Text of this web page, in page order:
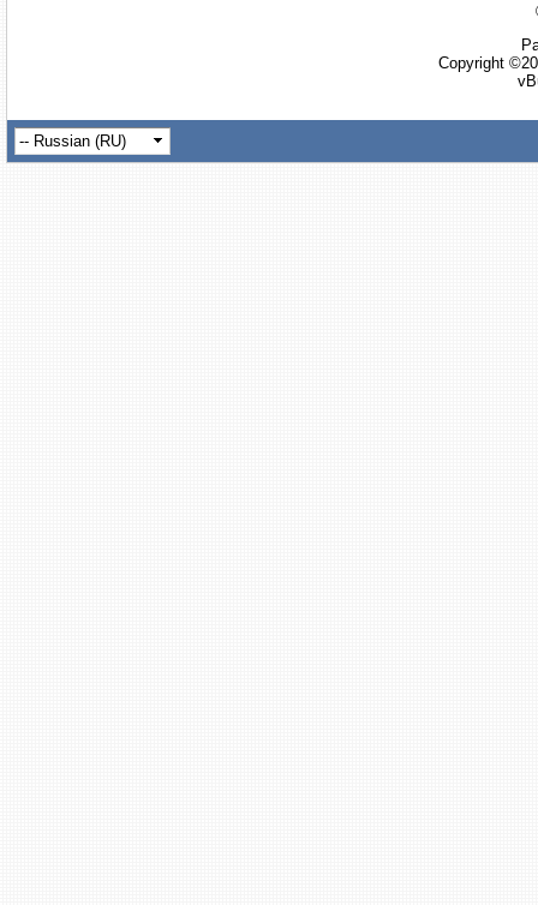
Copyright